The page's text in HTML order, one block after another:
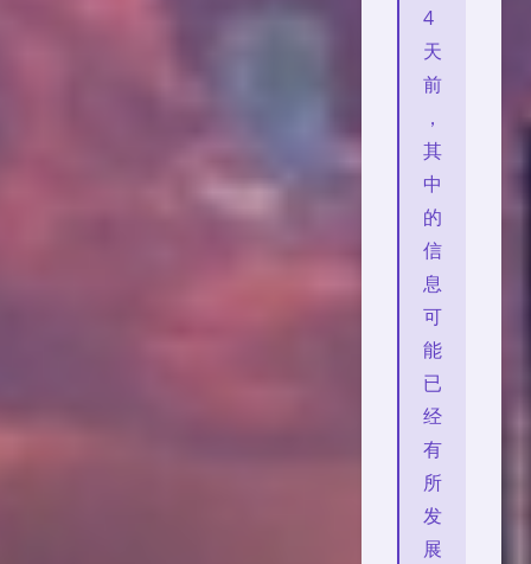
4
天
前
，
其
中
的
信
息
可
能
已
经
有
所
发
展